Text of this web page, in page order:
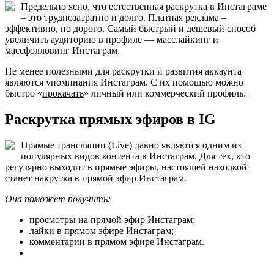
Предельно ясно, что естественная раскрутка в Инстаграме
– это труднозатратно и долго. Платная реклама –
эффективно, но дорого. Самый быстрый и дешевый способ
увеличить аудиторию в профиле — масслайкинг и
массфолловинг Инстаграм.
Не менее полезными для раскрутки и развития аккаунта
являются упоминания Инстаграм. С их помощью можно
быстро «прокачать» личный или коммерческий профиль.
Раскрутка прямых эфиров в IG
Прямые трансляции (Live) давно являются одним из
популярных видов контента в Инстаграм. Для тех, кто
регулярно выходит в прямые эфиры, настоящей находкой
станет накрутка в прямой эфир Инстаграм.
Она поможет получить:
просмотры на прямой эфир Инстаграм;
лайки в прямом эфире Инстаграм;
комментарии в прямом эфире Инстаграм.